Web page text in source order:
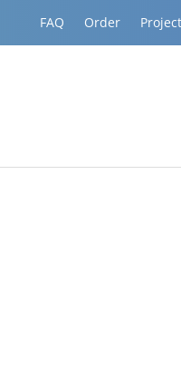
FAQ Order